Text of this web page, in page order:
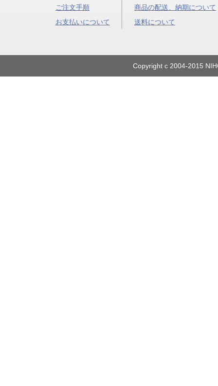
ご注文手順
お支払いについて
商品の配送、納期について
送料について
Copyright c 2004-2015